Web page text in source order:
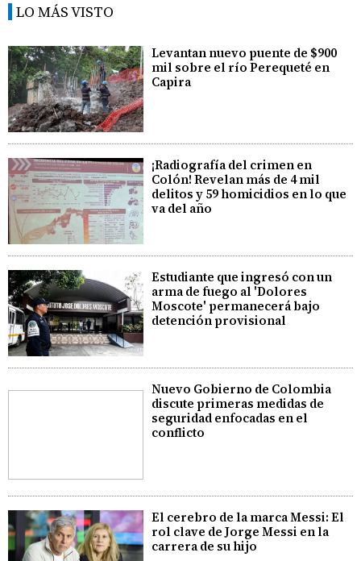
LO MÁS VISTO
Levantan nuevo puente de $900
mil sobre el río Perequeté en
Capira
¡Radiografía del crimen en
Colón! Revelan más de 4 mil
delitos y 59 homicidios en lo que
va del año
Estudiante que ingresó con un
arma de fuego al 'Dolores
Moscote' permanecerá bajo
detención provisional
Nuevo Gobierno de Colombia
discute primeras medidas de
seguridad enfocadas en el
conflicto
El cerebro de la marca Messi: El
rol clave de Jorge Messi en la
carrera de su hijo